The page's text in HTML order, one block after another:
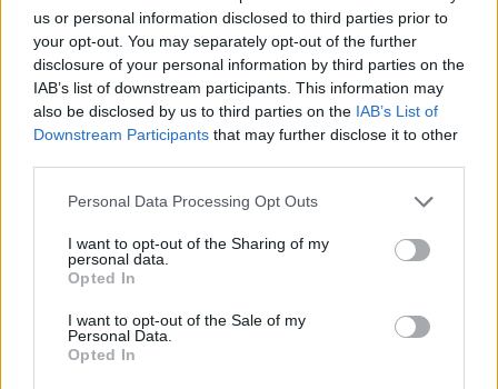
us or personal information disclosed to third parties prior to
your opt-out. You may separately opt-out of the further
disclosure of your personal information by third parties on the
IAB’s list of downstream participants. This information may
also be disclosed by us to third parties on the IAB’s List of
Downstream Participants that may further disclose it to other
Personal Data Processing Opt Outs
I want to opt-out of the Sharing of my
personal data.
Opted In
I want to opt-out of the Sale of my
Personal Data.
Opted In
Spotkanie z lwem W pustyni i w
puszczy – opis przygody
Opis goryla z powieści W pustyni i w
puszczy Henryka Sienkiewicza
Kategorie
Tagi
W pustyni i w puszczy - opracowanie
Idrys – charakterystyka
W pustyni i w puszczy – czas i miejsce akcji
Dodaj komentarz